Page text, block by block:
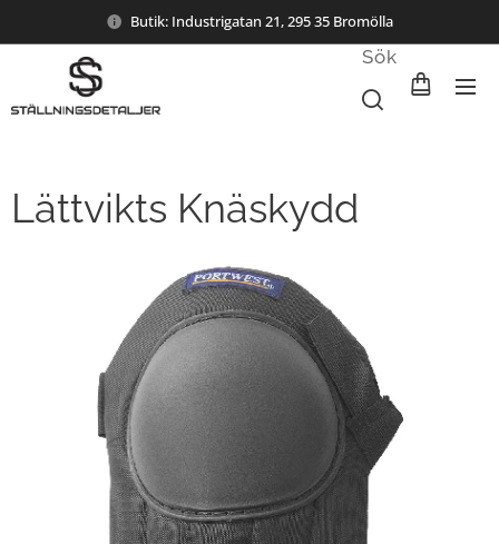
Butik: Industrigatan 21, 295 35 Bromölla
Sök
Lättvikts Knäskydd